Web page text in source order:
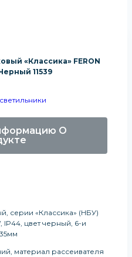
«Классика» FERON
11539
О
серии «Классика» (НБУ)
IP44, цвет черный, 6-и
материал рассеивателя